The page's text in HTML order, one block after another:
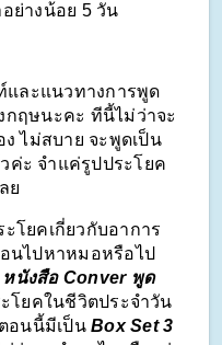
อย่างน้อย 5 วัน
ะแนวทางการพูด
กฤษนะคะ ทีนี้ไม่ว่าจะ
ไม่สบาย จะพูดเป็น
ค่ะ จำแค่รูปประโยค
ย
ยคเกี่ยวกับอาการ
นไปหาหมอหรือไป
หนังสือ Conver พูด
โยคในชีวิตประจำวัน
อนนี้มีเป็น Box Set 3